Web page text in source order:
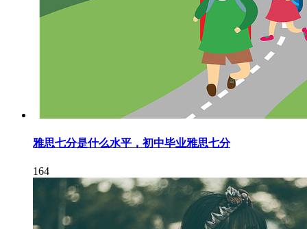
雅思七分是什么水平，初中毕业雅思七分
164